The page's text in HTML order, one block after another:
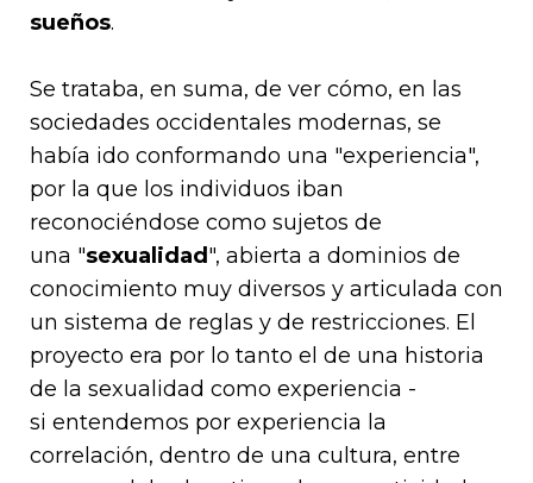
sueños.
Se trataba, en suma, de ver cómo, en las
sociedades occidentales modernas, se
había ido conformando una "experiencia",
por la que los individuos iban
reconociéndose como sujetos de
una "sexualidad ", abierta a dominios de
conocimiento muy diversos y articulada con
un sistema de reglas y de restricciones. El
proyecto era por lo tanto el de una historia
de la sexualidad como experiencia -
si entendemos por experiencia la
correlación, dentro de una cultura, entre